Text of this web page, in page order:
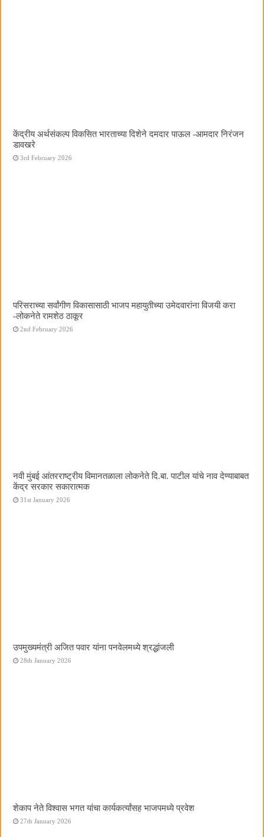
केंद्रीय अर्थसंकल्प विकसित भारताच्या दिशेने दमदार पाऊल -आमदार निरंजन
डावखरे
3rd February 2026
परिसराच्या सर्वांगीण विकासासाठी भाजप महायुतीच्या उमेदवारांना विजयी करा
-लोकनेते रामशेठ ठाकूर
2nd February 2026
नवी मुंबई आंतरराष्ट्रीय विमानतळाला लोकनेते दि.बा. पाटील यांचे नाव देण्याबाबत
केंद्र सरकार सकारात्मक
31st January 2026
उपमुख्यमंत्री अजित पवार यांना पनवेलमध्ये श्रद्धांजली
28th January 2026
शेकाप नेते विश्वास भगत यांचा कार्यकर्त्यांसह भाजपमध्ये प्रवेश
27th January 2026